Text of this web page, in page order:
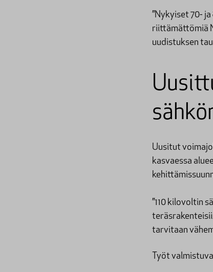
”Nykyiset 70-
riittämättömiä
uudistuksen
Uusitut
kasvaessa
”110 kilovoltin
tarvitaan
Työt